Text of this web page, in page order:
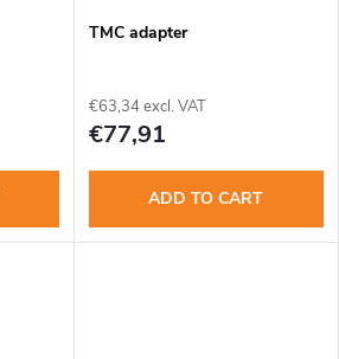
TMC adapter
€63,34 excl. VAT
€77,91
ADD TO CART